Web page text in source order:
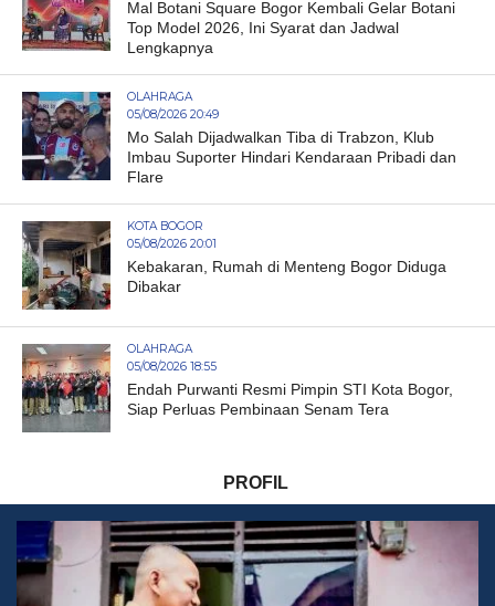
Mal Botani Square Bogor Kembali Gelar Botani
Top Model 2026, Ini Syarat dan Jadwal
Lengkapnya
OLAHRAGA
05/08/2026 20:49
Mo Salah Dijadwalkan Tiba di Trabzon, Klub
Imbau Suporter Hindari Kendaraan Pribadi dan
Flare
KOTA BOGOR
05/08/2026 20:01
Kebakaran, Rumah di Menteng Bogor Diduga
Dibakar
OLAHRAGA
05/08/2026 18:55
Endah Purwanti Resmi Pimpin STI Kota Bogor,
Siap Perluas Pembinaan Senam Tera
PROFIL